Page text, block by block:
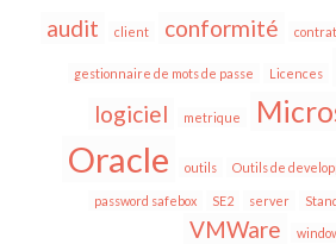
audit client conformité contrat
gestionnaire de mots de passe Licences
logiciel metrique
Oracle outils Outils de
password safebox SE2 server
VMWare